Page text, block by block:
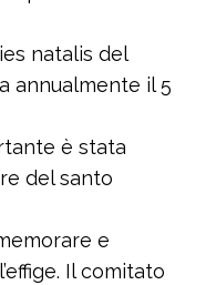
natalis del
annualmente il 5
è stata
del santo
e
Il comitato